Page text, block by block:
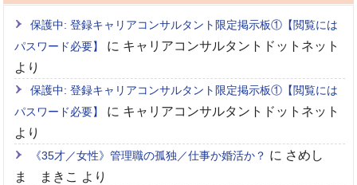
保護中: 登録キャリアコンサルタント限定掲示板①【閲覧には
パスワード必要】
に キャリアコンサルタントドットネット
より
保護中: 登録キャリアコンサルタント限定掲示板①【閲覧には
パスワード必要】
に キャリアコンサルタントドットネット
より
《35才／女性》管理職の孤独／仕事か婚活か？ に さめし
ま まきこ より